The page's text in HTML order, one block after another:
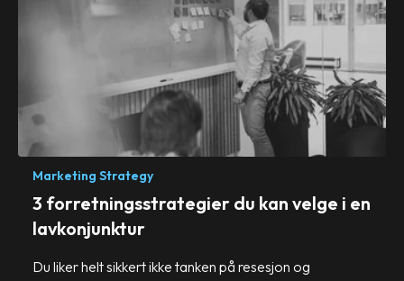
Marketing Strategy
3 forretningsstrategier du kan velge i en
lavkonjunktur
Du liker helt sikkert ikke tanken på resesjon og